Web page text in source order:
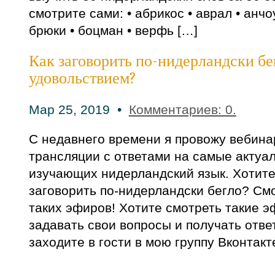
смотрите сами: • абрикос • аврал •
брюки • боцман • верфь […]
Как заговорить по-нидерландски
удовольствием?
Мар 25, 2019 • Комментариев: 0.
С недавнего времени я провожу
трансляции с ответами на самые
изучающих нидерландский язык. Хотите
заговорить по-нидерландски бегло?
таких эфиров! Хотите смотреть такие
задавать свои вопросы и получать
заходите в гости в мою группу